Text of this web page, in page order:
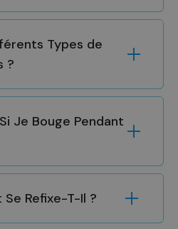
Types de
?
Je Bouge Pendant
Refixe-T-Il ?